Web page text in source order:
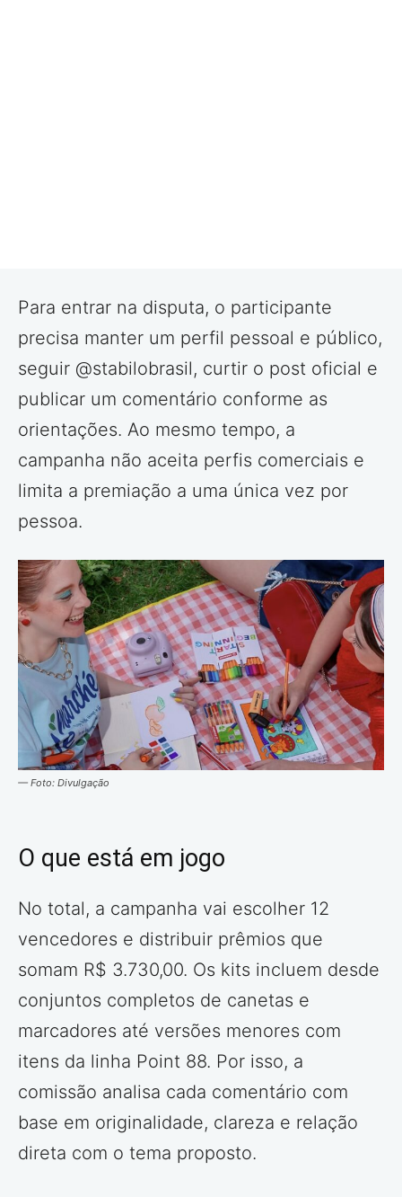
Para entrar na disputa, o participante
precisa manter um perfil pessoal e público,
seguir @stabilobrasil, curtir o post oficial e
publicar um comentário conforme as
orientações. Ao mesmo tempo, a
campanha não aceita perfis comerciais e
limita a premiação a uma única vez por
pessoa.
— Foto: Divulgação
O que está em jogo
No total, a campanha vai escolher 12
vencedores e distribuir prêmios que
somam R$ 3.730,00. Os kits incluem desde
conjuntos completos de canetas e
marcadores até versões menores com
itens da linha Point 88. Por isso, a
comissão analisa cada comentário com
base em originalidade, clareza e relação
direta com o tema proposto.